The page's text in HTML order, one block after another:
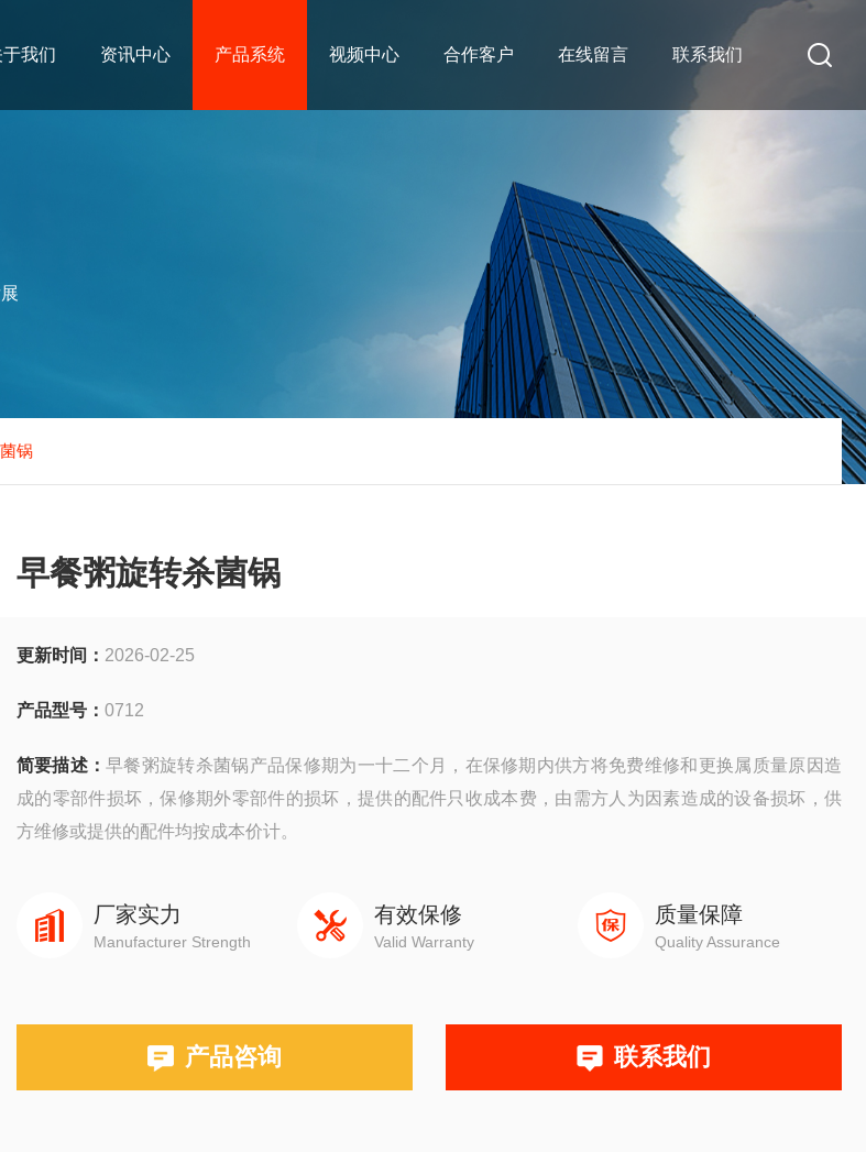
于我们 资讯中心 产品系统 视频中心 合作客户 在线留言 联系我们
锅
早餐粥旋转杀菌锅
更新时间： 2026-02-25
产品型号： 0712
简要描述： 早餐粥旋转杀菌锅产品保修期为一十二个月，在保修期内供方将免费维修和更换属质量原因造
成的零部件损坏，保修期外零部件的损坏，提供的配件只收成本费，由需方人为因素造成的设备损坏，供
方维修或提供的配件均按成本价计。
厂家实力
Manufacturer Strength
有效保修
Valid Warranty
质量保障
Quality Assurance
产品咨询 联系我们